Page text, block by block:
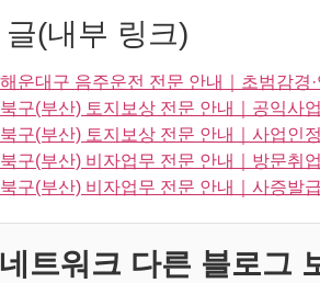
글(내부 링크)
해운대구 음주운전 전문 안내｜초범감경
북구(부산) 토지보상 전문 안내｜공익사
북구(부산) 토지보상 전문 안내｜사업인
북구(부산) 비자업무 전문 안내｜방문취
북구(부산) 비자업무 전문 안내｜사증발
트워크 다른 블로그